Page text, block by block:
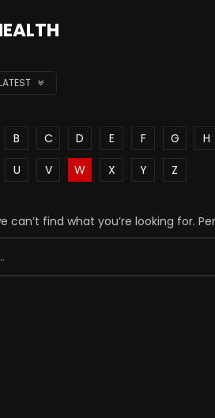
B C D E F G
H
U V W X Y Z
can’t find what you’re looking for.